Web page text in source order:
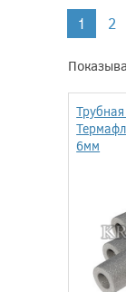
1 2
6мм